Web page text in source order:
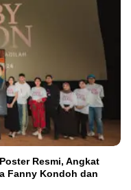
Resmi, Angkat
Fanny Kondoh dan